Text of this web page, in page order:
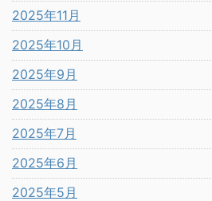
2025年11月
2025年10月
2025年9月
2025年8月
2025年7月
2025年6月
2025年5月